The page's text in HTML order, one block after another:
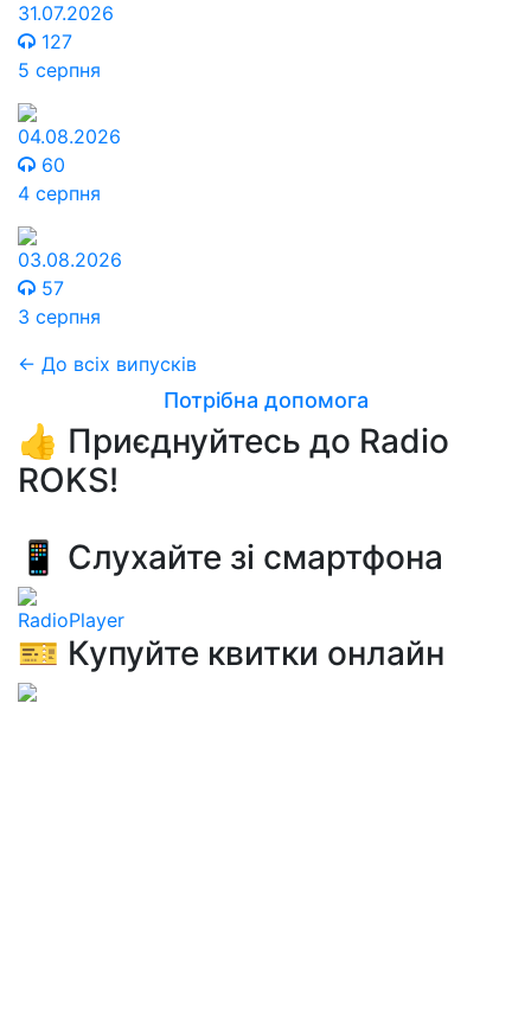
31.07.2026
127
5 серпня
04.08.2026
60
4 серпня
03.08.2026
57
3 серпня
← До всіх випусків
Потрібна допомога
👍 Приєднуйтесь до Radio
ROKS!
📱 Слухайте зі смартфона
RadioPlayer
🎫 Купуйте квитки онлайн